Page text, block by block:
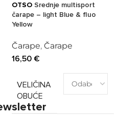
OTSO Srednje multisport
čarape – light Blue & fluo
Yellow
Čarape, Čarape
16,50 €
VELIČINA
OBUĆE